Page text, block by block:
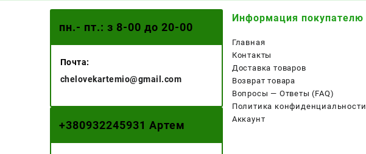
пн.- пт.: з 8-00 до 20-00
Почта:
chelovekartemio@gmail.com
+380932245931 Артем
Информация покупателю
Главная
Контакты
Доставка товаров
Возврат товара
Вопросы — Ответы (FAQ)
Политика конфиденциальности
Аккаунт